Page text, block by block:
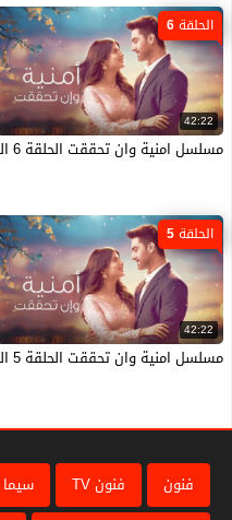
42:22
الحلقة 6
مسلسل امنية وان تحققت الحلقة 6 السادسة مدبلجة HD
42:22
الحلقة 5
مسلسل امنية وان تحققت الحلقة 5 الخامسة مدبلجة HD
فنون فنون TV سيما